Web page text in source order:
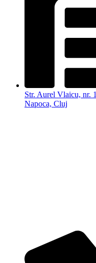
Str. Aurel Vlaicu, nr.
Napoca, Cluj